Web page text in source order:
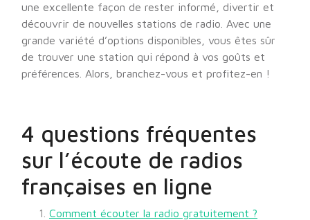
une excellente façon de rester informé, divertir et
découvrir de nouvelles stations de radio. Avec une
grande variété d’options disponibles, vous êtes sûr
de trouver une station qui répond à vos goûts et
préférences. Alors, branchez-vous et profitez-en !
4 questions fréquentes
sur l’écoute de radios
françaises en ligne
Comment écouter la radio gratuitement ?